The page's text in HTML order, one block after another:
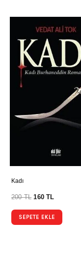
Kadı
200TL 160TL
SEPETE EKLE